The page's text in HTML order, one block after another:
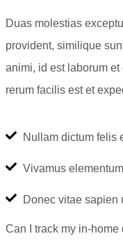
Duas molestias
provident, similique
animi, id est laborum
rerum facilis est et
Nullam dictum felis
Vivamus
Donec vitae sapien
Can I track my in-home